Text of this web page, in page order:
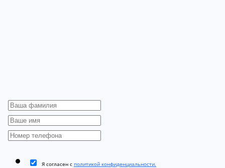
Я согласен с политикой конфиденциальности.